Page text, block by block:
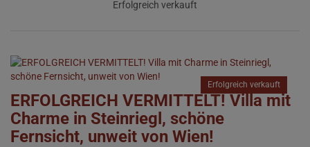
Erfolgreich verkauft
Erfolgreich verkauft
ERFOLGREICH VERMITTELT! Villa mit
Charme in Steinriegl, schöne
Fernsicht, unweit von Wien!